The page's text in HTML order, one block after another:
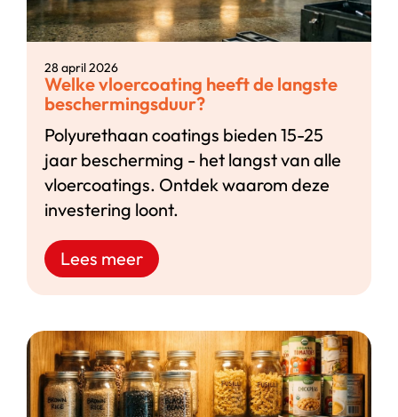
28 april 2026
Welke vloercoating heeft de langste
beschermingsduur?
Polyurethaan coatings bieden 15-25
jaar bescherming - het langst van alle
vloercoatings. Ontdek waarom deze
investering loont.
Lees meer